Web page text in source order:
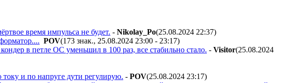
время импульса не будет. - Nikolay_Po(25.08.2024 22:37)
POV(173 знак., 25.08.2024 23:00 - 23:17)
в петле ОС уменьшил в 100 раз, все стабильно стало. - Visitor(25.08.2024
и по напруге дути регулирую. - POV(25.08.2024 23:17)